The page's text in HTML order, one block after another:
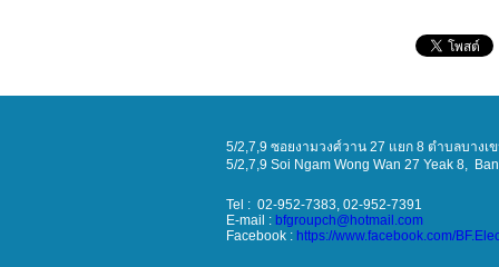
5/2,7,9 ซอยงามวงศ์วาน 27 แยก 8 ตำบลบาง
5/2,7,9 Soi Ngam Wong Wan 27 Yeak 8 ,
Tel : 02-952-7383, 02-952-7391
E-mail : bfgroupch@hotmail.com
Facebook : https://www.facebook.com/